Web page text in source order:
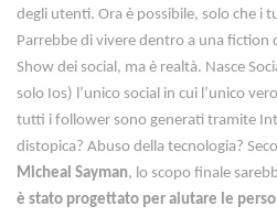
degli utenti. Ora è possibile, solo che i
Parrebbe di vivere dentro a una fiction
Show dei social, ma è realtà. Nasce
solo Ios) l’unico social in cui l’unico
tutti i follower sono generati tramite
distopica? Abuso della tecnologia?
Micheal Sayman, lo scopo finale
è stato progettato per aiutare le